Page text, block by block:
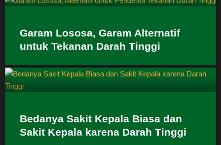
Garam Lososa, Garam Alternatif
untuk Tekanan Darah Tinggi
Bedanya Sakit Kepala Biasa dan
Sakit Kepala karena Darah Tinggi